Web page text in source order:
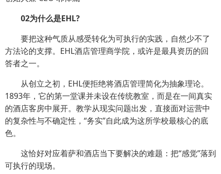
02为什么是EHL?
要把这种气质从感受转化为可执行的实践，自然少不了
方法论的支撑。EHL酒店管理商学院，或许是最具资历的回
答者之一。
从创立之初，EHL便拒绝将酒店管理简化为抽象理论。
1893年，它的第一堂课并未设在传统教室，而是在一间真实
的酒店客房中展开。教学从现实问题出发，直接面对运营中
的复杂性与不确定性，“务实”自此成为这所学校最核心的底
色。
这恰好对应着萨和酒店当下要解决的难题：把“感觉”落到
可执行的现场。